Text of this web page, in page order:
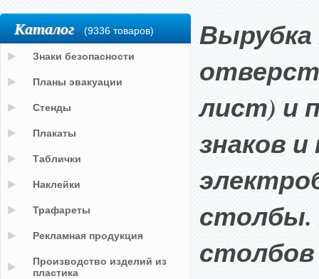
Вырубка
лист) и
знаков
столбы.
столбов
Каталог (9336 товаров)
Знаки безопасности
Планы эвакуации
Стенды
Плакаты
Таблички
Наклейки
Трафареты
Рекламная продукция
Производство изделий из
пластика